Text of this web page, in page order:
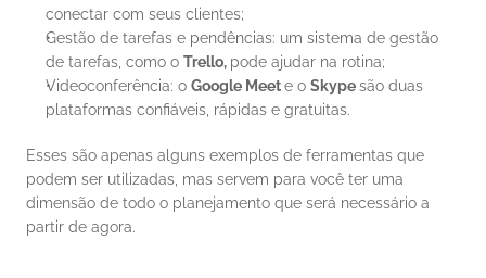
conectar com seus clientes;
Gestão de tarefas e pendências: um sistema de gestão
de tarefas, como o Trello, pode ajudar na rotina;
Videoconferência: o Google Meet e o Skype são duas
plataformas confiáveis, rápidas e gratuitas.
Esses são apenas alguns exemplos de ferramentas que
podem ser utilizadas, mas servem para você ter uma
dimensão de todo o planejamento que será necessário a
partir de agora.